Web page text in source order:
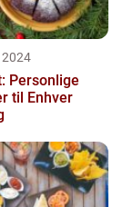
Personlige
til Enhver